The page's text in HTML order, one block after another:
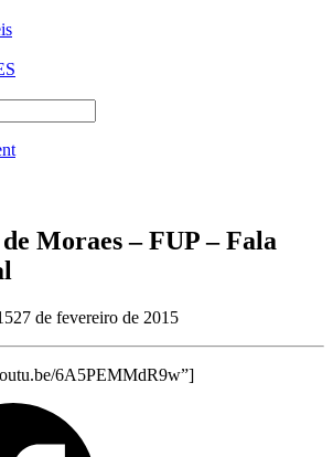
Moraes – FUP – Fala
27 de fevereiro de 2015
6A5PEMMdR9w”]